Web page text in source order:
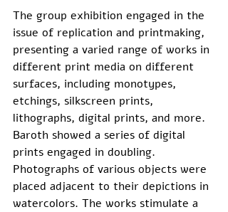
The group exhibition engaged in the
issue of replication and printmaking,
presenting a varied range of works in
different print media on different
surfaces, including monotypes,
etchings, silkscreen prints,
lithographs, digital prints, and more.
Baroth showed a series of digital
prints engaged in doubling.
Photographs of various objects were
placed adjacent to their depictions in
watercolors. The works stimulate a